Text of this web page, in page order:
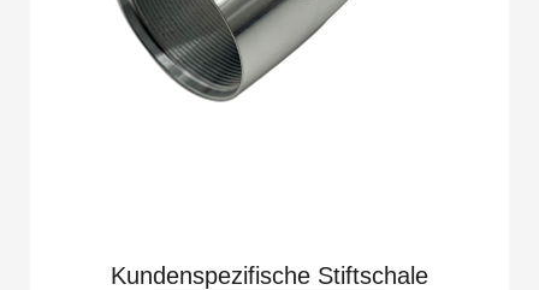
Kundenspezifische Stiftschale